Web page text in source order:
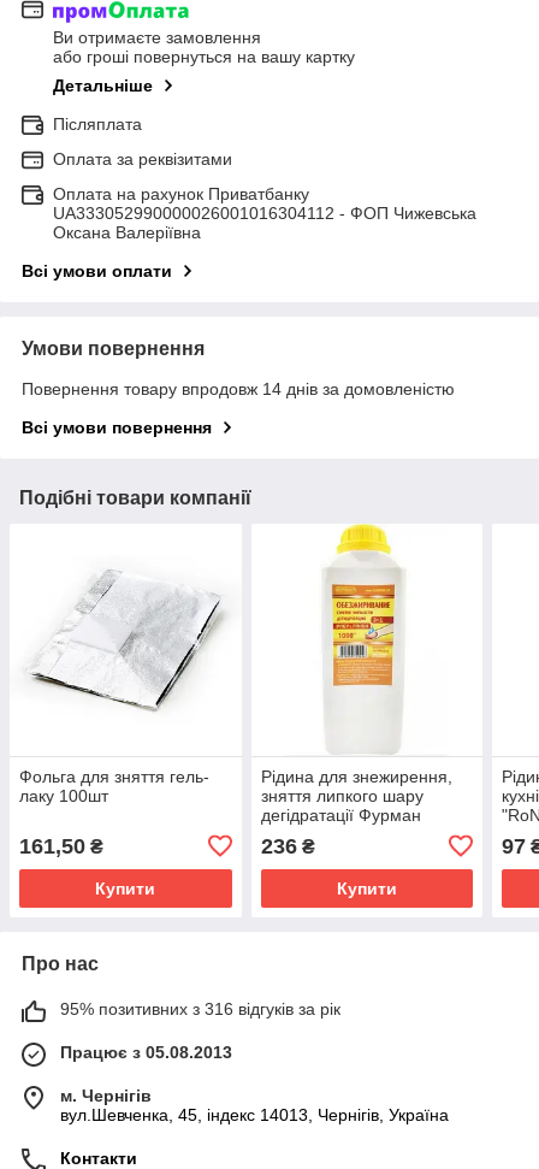
Ви отримаєте замовлення
або гроші повернуться на вашу картку
Детальніше
Післяплата
Оплата за реквізитами
Оплата на рахунок Приватбанку
UA333052990000026001016304112 - ФОП Чижевська
Оксана Валеріївна
Всі умови оплати
Умови повернення
Повернення товару впродовж 14 днів за домовленістю
Всі умови повернення
Подібні товари компанії
Фольга для зняття гель-
лаку 100шт
161,50 ₴
Купити
Рідина для знежирення,
зняття липкого шару
дегідратації Фурман
(4820059700456)
236₴
Купити
97
Про нас
95% позитивних з 316 відгуків за рік
Працює з 05.08.2013
м. Чернігів
вул.Шевченка, 45, індекс 14013, Чернігів, Україна
Контакти